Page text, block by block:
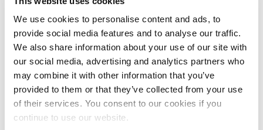
We use cookies to personalise content and ads, to
provide social media features and to analyse our traffic.
We also share information about your use of our site with
our social media, advertising and analytics partners who
may combine it with other information that you’ve
provided to them or that they’ve collected from your use
of their services. You consent to our cookies if you
continue to use our website.
熱可塑性ポリイミド
コーティング用ウレタン樹脂（1液型、2液
型）